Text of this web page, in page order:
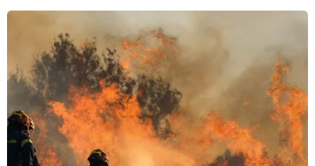
Hàn Quốc áp dụng ưu đãi thuế hỗ
trợ 6 ngành công nghiệp chiến lược
07/08/2026 10:21
Trung Quốc hoàn thành bản đồ địa
chất mới của toàn bộ Mặt Trăng
07/08/2026 08:52